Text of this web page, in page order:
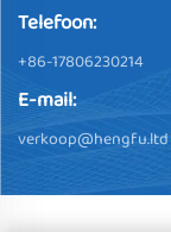
Telefoon:
+86-17806230214
E-mail:
verkoop@hengfu.ltd